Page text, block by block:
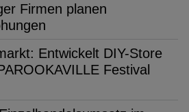
Firmen planen
Entwickelt DIY-Store
Festival